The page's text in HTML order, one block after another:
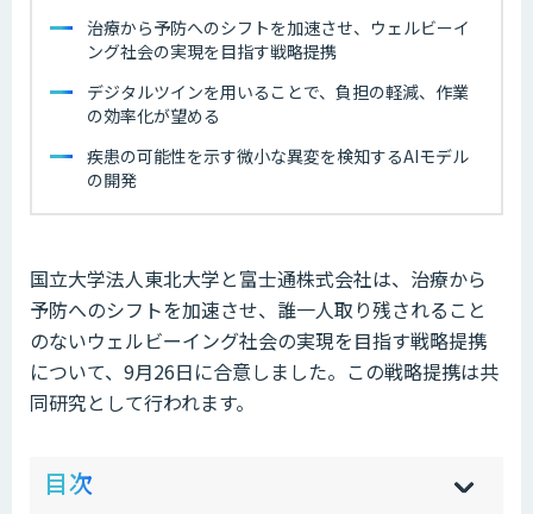
治療から予防へのシフトを加速させ、ウェルビーイ
ング社会の実現を目指す戦略提携
デジタルツインを用いることで、負担の軽減、作業
の効率化が望める
疾患の可能性を示す微小な異変を検知するAIモデル
の開発
国立大学法人東北大学と富士通株式会社は、治療から
予防へのシフトを加速させ、誰一人取り残されること
のないウェルビーイング社会の実現を目指す戦略提携
について、9月26日に合意しました。この戦略提携は共
同研究として行われます。
目次 hi
]
sh
]